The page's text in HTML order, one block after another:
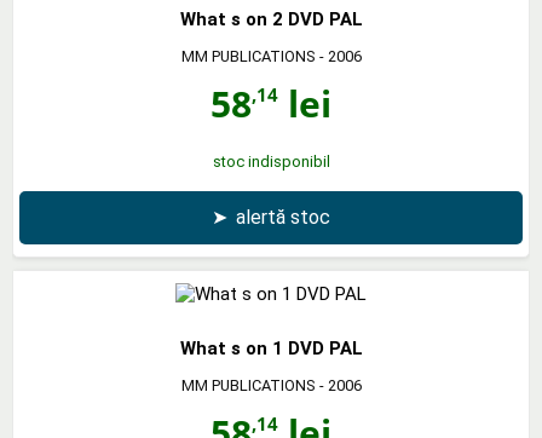
What s on 2 DVD PAL
MM PUBLICATIONS - 2006
58,14 lei
stoc indisponibil
➤ alertă stoc
What s on 1 DVD PAL
MM PUBLICATIONS - 2006
,14